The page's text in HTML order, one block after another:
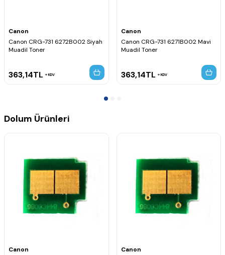
Canon
Canon CRG-731 6272B002 Siyah
Muadil Toner
363,14TL KDV
Canon
Canon CRG-731 6271B002 Mavi
Muadil Toner
363,14TL KDV
Dolum Ürünleri
Canon
Canon